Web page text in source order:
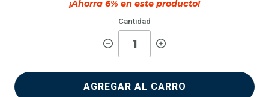
¡Ahorra 6% en este producto!
Cantidad
AGREGAR AL CARRO